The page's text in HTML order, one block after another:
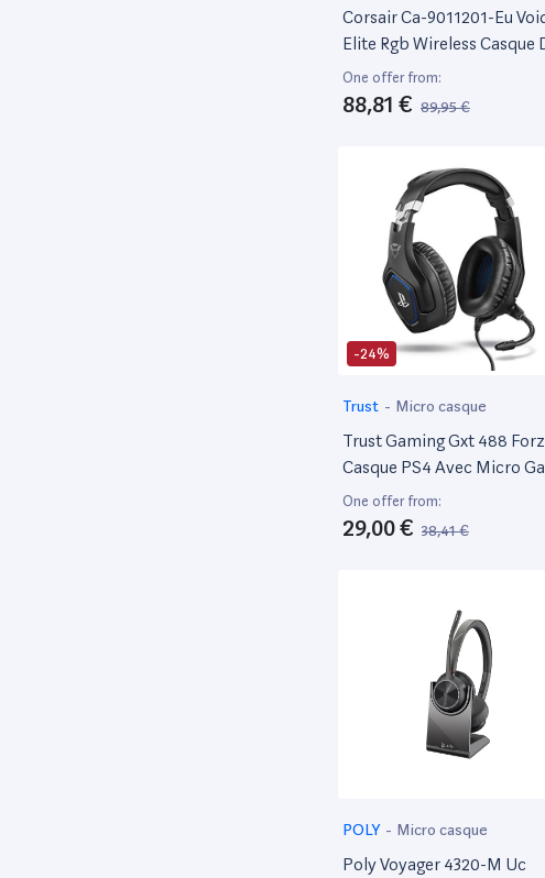
Corsair Ca-9011201-Eu
Elite Rgb Wireless Casque
Gaming Son Surround 7.1,
Sans-Fil 2,4 Ghz À Faible
Latence, 12 Mètres Portée,
Avec PC, PS4
One offer from:
88,81 € 89,95 €
-24%
Trust - Micro casque
Trust Gaming Gxt 488
Casque PS4 Avec Micro
Pour Console PlayStation 4,
Slim Et Pro - Noir
One offer from:
29,00 € 38,41 €
POLY - Micro casque
Poly Voyager 4320-M Uc